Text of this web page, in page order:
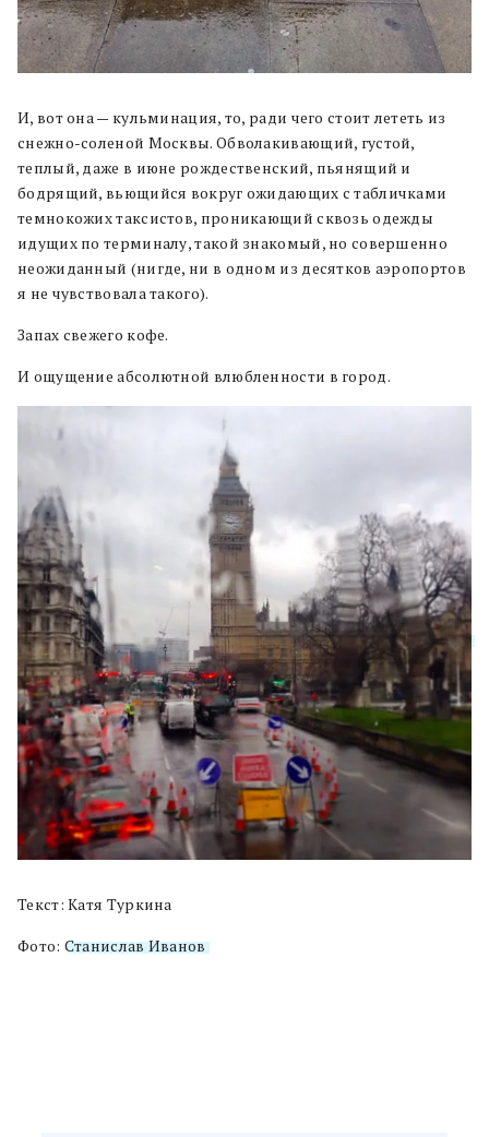
И, вот она — кульминация, то, ради чего стоит лететь из
снежно-соленой Москвы. Обволакивающий, густой,
теплый, даже в июне рождественский, пьянящий и
бодрящий, вьющийся вокруг ожидающих с табличками
темнокожих таксистов, проникающий сквозь одежды
идущих по терминалу, такой знакомый, но совершенно
неожиданный (нигде, ни в одном из десятков аэропортов
я не чувствовала такого).
Запах свежего кофе.
И ощущение абсолютной влюбленности в город.
Текст: Катя Туркина
Фото: Станислав Иванов